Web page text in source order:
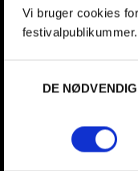
Vi bruger cookies
DE